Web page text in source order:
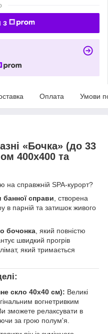
з
Оплата Умови
«Бочка» (до 33
400х400 та
на справжній SPA-курорт?
банної справи, створена
в парній та затишок живого
бочонка, який повністю
швидкий прогрів
який тримається
скло 40х40 см): Великі
вогнетривким
зможете релаксувати в
за грою полум'я.